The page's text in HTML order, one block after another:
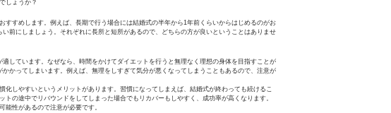
しょうか？
すめします。例えば、長期で行う場合には結婚式の半年から1年前くらいからはじめるのがお
前にしましょう。それぞれに長所と短所があるので、どちらの方が良いということはありませ
しています。なぜなら、時間をかけてダイエットを行うと無理なく理想の身体を目指すことが
かってしまいます。例えば、無理をしすぎて気分が悪くなってしまうこともあるので、注意が
しやすいというメリットがあります。習慣になってしまえば、結婚式が終わっても続けるこ
の途中でリバウンドをしてしまった場合でもリカバーもしやすく、成功率が高くなります。
能性があるので注意が必要です。